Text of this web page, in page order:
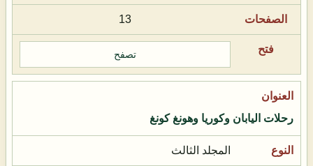
13
تصفح
رحلات اليابان وكوريا وهونغ كونغ
المجلد الثالث